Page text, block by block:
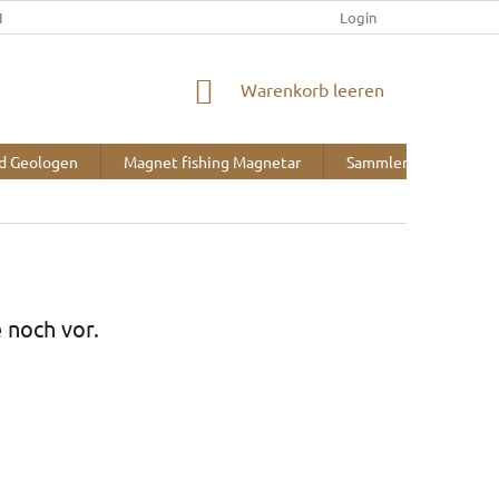
UND ZAHLUNG ÜBER UNS
Login
WARENKORB
Warenkorb leeren
Geologen Magnet fishing Magnetar Sammlerbedarf
vor.